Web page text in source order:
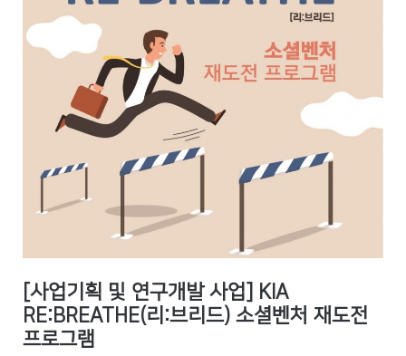
[사업기획 및 연구개발 사업] KIA
RE:BREATHE(리:브리드) 소셜벤처 재도전
프로그램